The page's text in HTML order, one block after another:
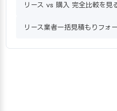
リース vs 購入 完全比較を見
リース業者一括見積もりフォ